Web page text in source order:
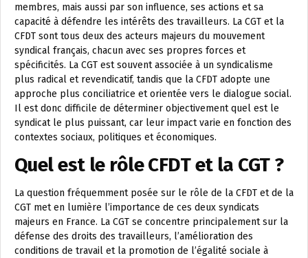
membres, mais aussi par son influence, ses actions et sa
capacité à défendre les intérêts des travailleurs. La CGT et la
CFDT sont tous deux des acteurs majeurs du mouvement
syndical français, chacun avec ses propres forces et
spécificités. La CGT est souvent associée à un syndicalisme
plus radical et revendicatif, tandis que la CFDT adopte une
approche plus conciliatrice et orientée vers le dialogue social.
Il est donc difficile de déterminer objectivement quel est le
syndicat le plus puissant, car leur impact varie en fonction des
contextes sociaux, politiques et économiques.
Quel est le rôle CFDT et la CGT ?
La question fréquemment posée sur le rôle de la CFDT et de la
CGT met en lumière l’importance de ces deux syndicats
majeurs en France. La CGT se concentre principalement sur la
défense des droits des travailleurs, l’amélioration des
conditions de travail et la promotion de l’égalité sociale à